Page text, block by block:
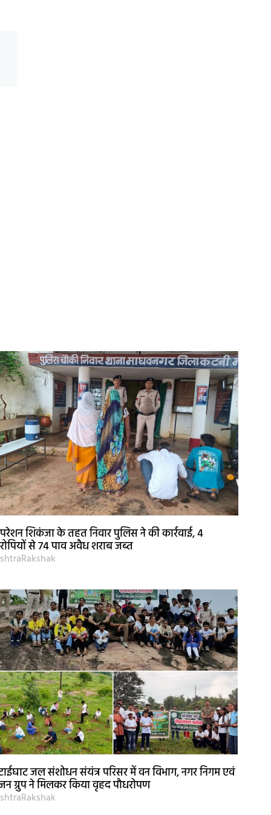
शिकंजा के तहत निवार पुलिस ने की कार्रवाई, 4
से 74 पाव अवैध शराब जब्त
जल संशोधन संयंत्र परिसर में वन विभाग, नगर निगम एवं
ग्रुप ने मिलकर किया वृहद पौधरोपण